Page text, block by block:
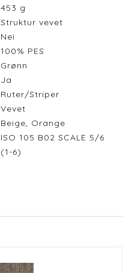
453 g
Struktur vevet
Nei
100% PES
Grønn
Ja
Ruter/Striper
Vevet
Beige, Orange
ISO 105 B02 SCALE 5/6
(1-6)